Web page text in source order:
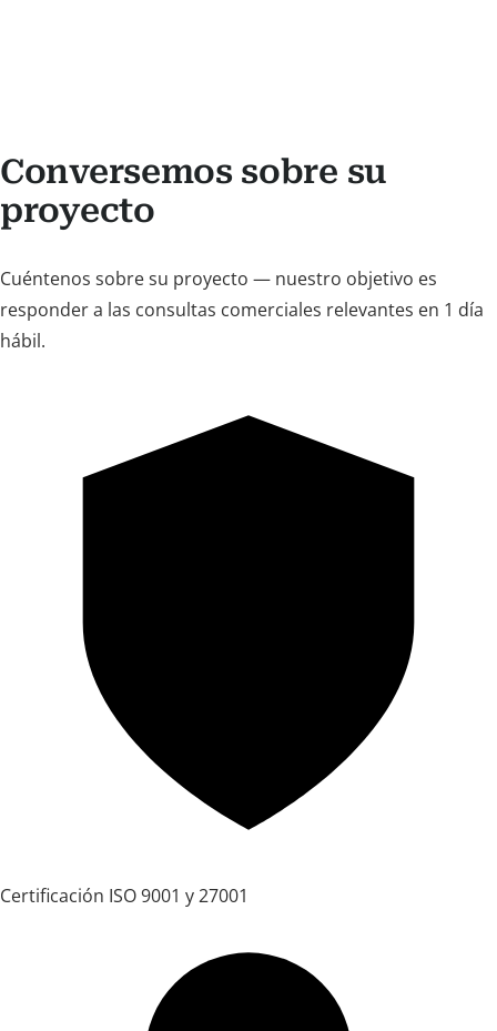
Conversemos sobre su
proyecto
Cuéntenos sobre su proyecto — nuestro objetivo es
responder a las consultas comerciales relevantes en 1 día
hábil.
Certificación ISO 9001 y 27001